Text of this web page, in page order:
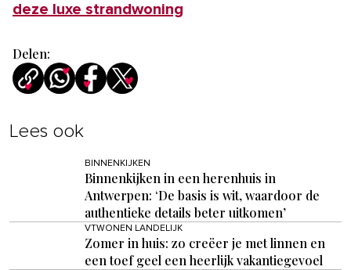
deze luxe strandwoning
Delen:
Lees ook
BINNENKIJKEN
Binnenkijken in een herenhuis in
Antwerpen: ‘De basis is wit, waardoor de
authentieke details beter uitkomen’
VTWONEN LANDELIJK
Zomer in huis: zo creëer je met linnen en
een toef geel een heerlijk vakantiegevoel